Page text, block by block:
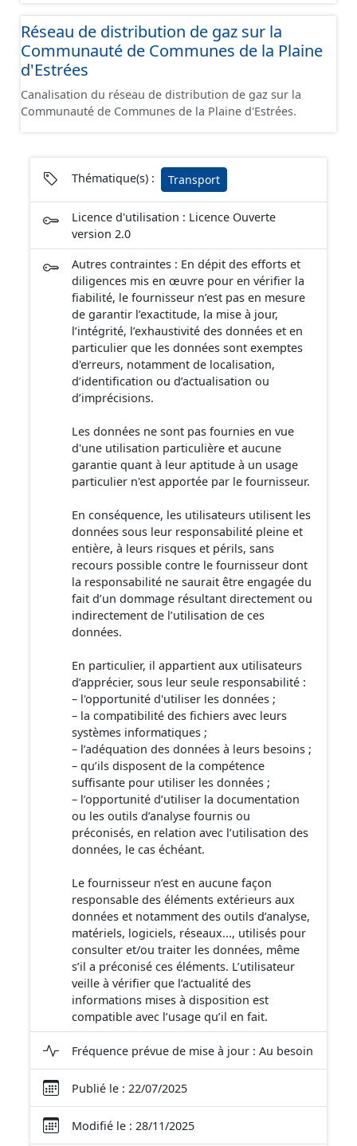
Réseau de distribution de gaz sur la
Communauté de Communes de la Plaine
d'Estrées
Canalisation du réseau de distribution de gaz sur la
Communauté de Communes de la Plaine d'Estrées.
Thématique(s) : Transport
Licence d'utilisation : Licence Ouverte
version 2.0
Autres contraintes : En dépit des efforts et
diligences mis en œuvre pour en vérifier la
fiabilité, le fournisseur n’est pas en mesure
de garantir l’exactitude, la mise à jour,
l’intégrité, l’exhaustivité des données et en
particulier que les données sont exemptes
d'erreurs, notamment de localisation,
d’identification ou d’actualisation ou
d’imprécisions.
Les données ne sont pas fournies en vue
d'une utilisation particulière et aucune
garantie quant à leur aptitude à un usage
particulier n'est apportée par le fournisseur.
En conséquence, les utilisateurs utilisent les
données sous leur responsabilité pleine et
entière, à leurs risques et périls, sans
recours possible contre le fournisseur dont
la responsabilité ne saurait être engagée du
fait d’un dommage résultant directement ou
indirectement de l’utilisation de ces
données.
En particulier, il appartient aux utilisateurs
d’apprécier, sous leur seule responsabilité :
– l'opportunité d'utiliser les données ;
– la compatibilité des fichiers avec leurs
systèmes informatiques ;
– l’adéquation des données à leurs besoins ;
– qu’ils disposent de la compétence
suffisante pour utiliser les données ;
– l’opportunité d’utiliser la documentation
ou les outils d’analyse fournis ou
préconisés, en relation avec l’utilisation des
données, le cas échéant.
Le fournisseur n’est en aucune façon
responsable des éléments extérieurs aux
données et notamment des outils d’analyse,
matériels, logiciels, réseaux..., utilisés pour
consulter et/ou traiter les données, même
s’il a préconisé ces éléments. L’utilisateur
veille à vérifier que l’actualité des
informations mises à disposition est
compatible avec l’usage qu’il en fait.
Fréquence prévue de mise à jour : Au besoin
Publié le : 22/07/2025
Modifié le : 28/11/2025